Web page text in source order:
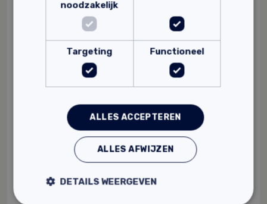
Ecotec transparante hardolie
Insecten- en schimmelwerend
Makkelijk te verwerken
noodzakelijk
Targeting Functioneel
ALLES ACCEPTEREN
ALLES AFWIJZEN
DETAILS WEERGEVEN